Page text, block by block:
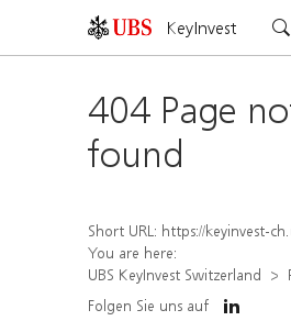
KeyInvest
404 Page
found
Short URL: https://keyinvest-ch.ubs.com/produkt/
You are here:
UBS KeyInvest Switzerland
Folgen Sie uns auf